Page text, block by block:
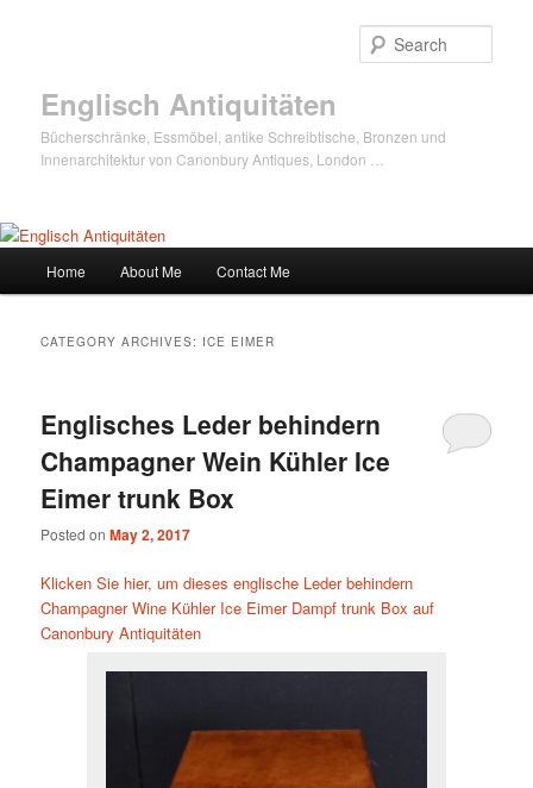
Englisch Antiquitäten
Bücherschränke, Essmöbel, antike Schreibtische, Bronzen und
Innenarchitektur von Canonbury Antiques, London …
Skip
content
Skip
content
Home About Me Contact Me
CATEGORY ARCHIVES: ICE EIMER
Englisches Leder behindern
Champagner Wein Kühler Ice
Eimer trunk Box
Posted onMay 2, 2017
Klicken Sie hier, um dieses englische Leder behindern
Champagner Wine Kühler Ice Eimer Dampf trunk Box auf
Canonbury Antiquitäten